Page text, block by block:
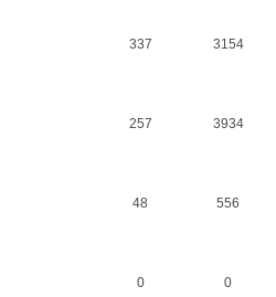
337 3154
257 3934
48 556
0 0